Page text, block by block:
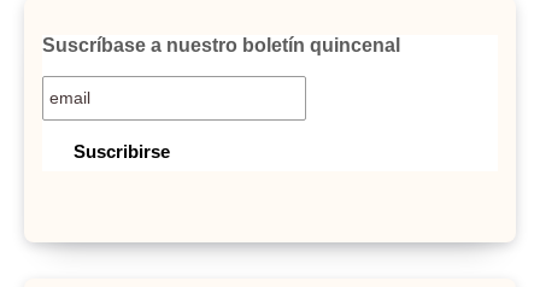
Suscríbase a nuestro boletín quincenal